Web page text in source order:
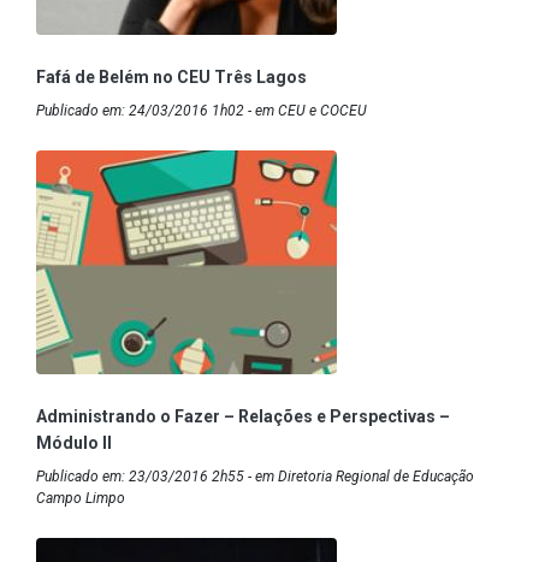
Fafá de Belém no CEU Três Lagos
Publicado em: 24/03/2016 1h02 - em CEU e COCEU
Administrando o Fazer – Relações e Perspectivas –
Módulo II
Publicado em: 23/03/2016 2h55 - em Diretoria Regional de Educação
Campo Limpo